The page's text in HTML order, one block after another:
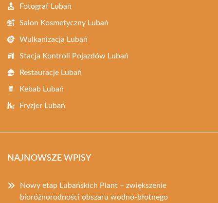
Fotograf Lubań
Salon Kosmetyczny Lubań
Wulkanizacja Lubań
Stacja Kontroli Pojazdów Lubań
Restauracje Lubań
Kebab Lubań
Fryzjer Lubań
NAJNOWSZE WPISY
Nowy etap Lubańskich Plant – zwiększenie
bioróżnorodności obszaru wodno-błotnego